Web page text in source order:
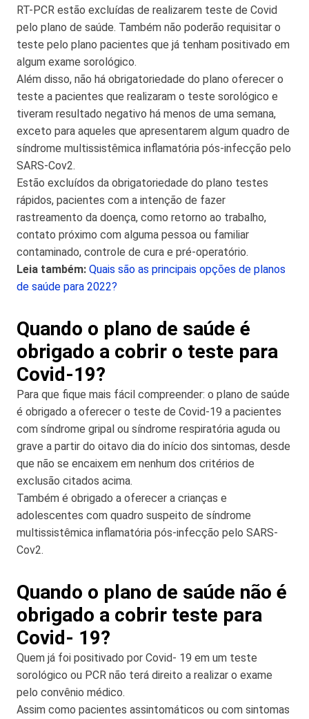
RT-PCR estão excluídas de realizarem teste de Covid
pelo plano de saúde. Também não poderão requisitar o
teste pelo plano pacientes que já tenham positivado em
algum exame sorológico.
Além disso, não há obrigatoriedade do plano oferecer o
teste a pacientes que realizaram o teste sorológico e
tiveram resultado negativo há menos de uma semana,
exceto para aqueles que apresentarem algum quadro de
síndrome multissistêmica inflamatória pós-infecção pelo
SARS-Cov2.
Estão excluídos da obrigatoriedade do plano testes
rápidos, pacientes com a intenção de fazer
rastreamento da doença, como retorno ao trabalho,
contato próximo com alguma pessoa ou familiar
contaminado, controle de cura e pré-operatório.
Leia também: Quais são as principais opções de planos
de saúde para 2022?
Quando o plano de saúde é
obrigado a cobrir o teste para
Covid-19?
Para que fique mais fácil compreender: o plano de saúde
é obrigado a oferecer o teste de Covid-19 a pacientes
com síndrome gripal ou síndrome respiratória aguda ou
grave a partir do oitavo dia do início dos sintomas, desde
que não se encaixem em nenhum dos critérios de
exclusão citados acima.
Também é obrigado a oferecer a crianças e
adolescentes com quadro suspeito de síndrome
multissistêmica inflamatória pós-infecção pelo SARS-
Cov2.
Quando o plano de saúde não é
obrigado a cobrir teste para
Covid- 19?
Quem já foi positivado por Covid- 19 em um teste
sorológico ou PCR não terá direito a realizar o exame
pelo convênio médico.
Assim como pacientes assintomáticos ou com sintomas